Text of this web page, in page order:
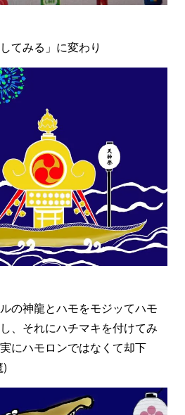
てみる」に変わり
の神龍とハモをモジッてハモ
、それにハチマキを付けてみ
にハモロンではなくて却下
)